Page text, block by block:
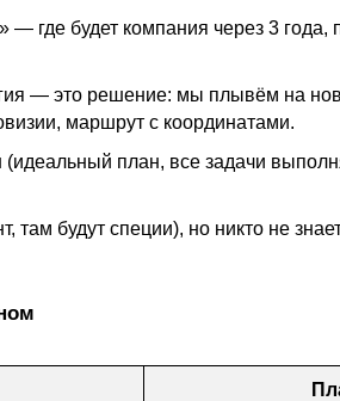
— где будет компания через 3 года,
— это решение: мы плывём на
маршрут с координатами.
(идеальный план, все задачи
будут специи), но никто не